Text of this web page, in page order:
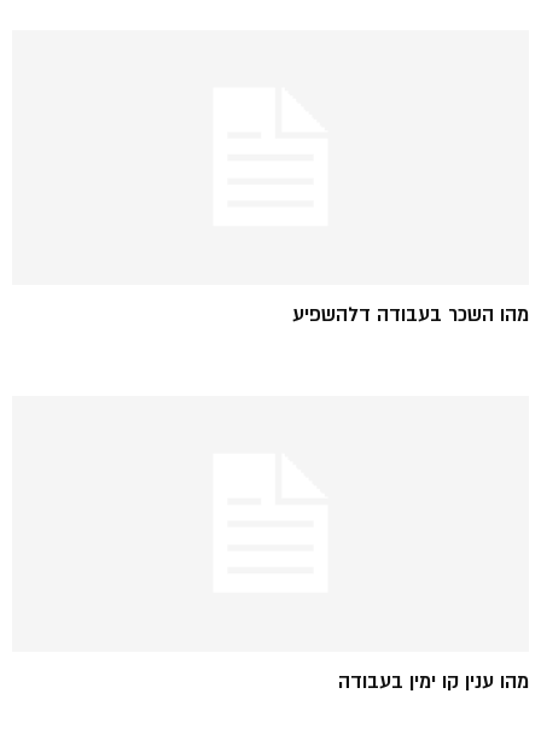
מהו השכר בעבודה דלהשפיע
מהו ענין קו ימין בעבודה